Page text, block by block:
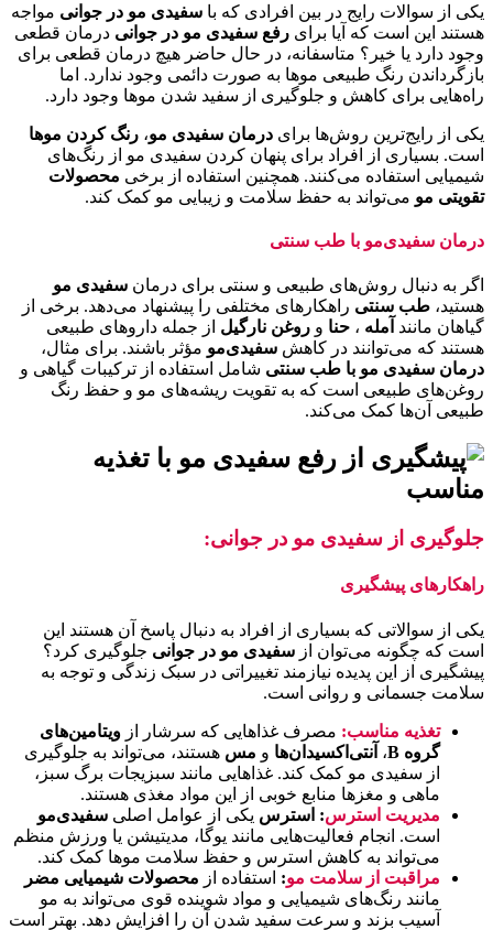
یکی از سوالات رایج در بین افرادی که با سفیدی مو در جوانی مواجه
هستند این است که آیا برای رفع سفیدی مو در جوانی درمان قطعی
وجود دارد یا خیر؟ متاسفانه، در حال حاضر هیچ درمان قطعی برای
بازگرداندن رنگ طبیعی موها به صورت دائمی وجود ندارد. اما
راه‌هایی برای کاهش و جلوگیری از سفید شدن موها وجود دارد.
یکی از رایج‌ترین روش‌ها برای درمان سفیدی مو، رنگ کردن موها
است. بسیاری از افراد برای پنهان کردن سفیدی مو از رنگ‌های
شیمیایی استفاده می‌کنند. همچنین استفاده از برخی محصولات
تقویتی مو می‌تواند به حفظ سلامت و زیبایی مو کمک کند.
درمان سفیدی‌مو با طب سنتی
اگر به دنبال روش‌های طبیعی و سنتی برای درمان سفیدی مو
هستید، طب سنتی راهکارهای مختلفی را پیشنهاد می‌دهد. برخی از
گیاهان مانند آمله ، حنا و روغن نارگیل از جمله داروهای طبیعی
هستند که می‌توانند در کاهش سفیدی‌مو مؤثر باشند. برای مثال،
درمان سفیدی مو با طب سنتی شامل استفاده از ترکیبات گیاهی و
روغن‌های طبیعی است که به تقویت ریشه‌های مو و حفظ رنگ
طبیعی آن‌ها کمک می‌کند.
جلوگیری از سفیدی‌ مو در جوانی:
راهکارهای پیشگیری
یکی از سوالاتی که بسیاری از افراد به دنبال پاسخ آن هستند این
است که چگونه می‌توان از سفیدی مو در جوانی جلوگیری کرد؟
پیشگیری از این پدیده نیازمند تغییراتی در سبک زندگی و توجه به
سلامت جسمانی و روانی است.
تغذیه مناسب: مصرف غذاهایی که سرشار از ویتامین‌های
گروه
، آنتی‌اکسیدان‌ها و مس هستند، می‌تواند به جلوگیری
از سفیدی مو کمک کند. غذاهایی مانند سبزیجات برگ سبز،
ماهی و مغزها منابع خوبی از این مواد مغذی هستند.
مدیریت استرس: استرس یکی از عوامل اصلی سفیدی‌مو
است. انجام فعالیت‌هایی مانند یوگا، مدیتیشن یا ورزش منظم
می‌تواند به کاهش استرس و حفظ سلامت موها کمک کند.
مراقبت از سلامت مو: استفاده از محصولات شیمیایی مضر
مانند رنگ‌های شیمیایی و مواد شوینده قوی می‌تواند به مو
آسیب بزند و سرعت سفید شدن آن را افزایش دهد. بهتر است